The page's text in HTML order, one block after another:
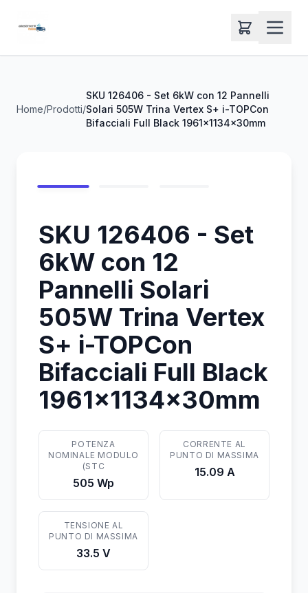
Home/Prodotti/
SKU 126406 - Set 6kW con 12 Pannelli
Solari 505W Trina Vertex S+ i-TOPCon
Bifacciali Full Black 1961x1134x30mm
SKU 126406 - Set
6kW con 12
Pannelli Solari
505W Trina Vertex
S+ i-TOPCon
Bifacciali Full Black
1961x1134x30mm
POTENZA
NOMINALE MODULO
(STC
505 Wp
CORRENTE AL
PUNTO DI MASSIMA
15.09 A
TENSIONE AL
PUNTO DI MASSIMA
33.5 V